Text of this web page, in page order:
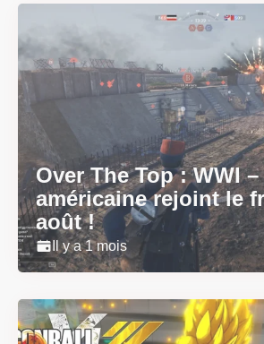
Over The Top : WWI
américaine rejoint le
août !
Il y a 1 mois